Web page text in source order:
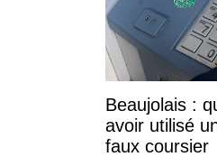
Beaujolais :
avoir utilisé
faux coursier